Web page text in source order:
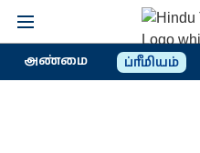
அண்மை ப்ரீமியம்